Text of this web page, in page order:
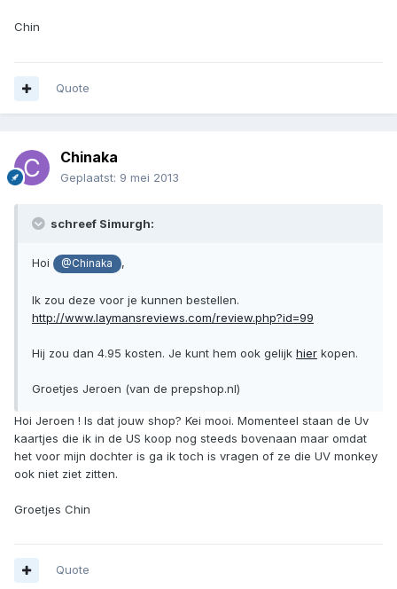
Chin
Quote
Chinaka
Geplaatst: 9 mei 2013
schreef Simurgh:
Hoi @Chinaka ,
Ik zou deze voor je kunnen bestellen.
http://www.laymansreviews.com/review.php?id=99
Hij zou dan 4.95 kosten. Je kunt hem ook gelijk hier kopen.
Groetjes Jeroen (van de prepshop.nl)
Hoi Jeroen ! Is dat jouw shop? Kei mooi. Momenteel staan de Uv
kaartjes die ik in de US koop nog steeds bovenaan maar omdat
het voor mijn dochter is ga ik toch is vragen of ze die UV monkey
ook niet ziet zitten.
Groetjes Chin
Quote